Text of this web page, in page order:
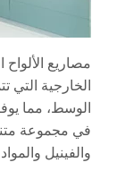
مصاريع
الخارجية التي
الوسط، مما
في مجموعة
والفينيل